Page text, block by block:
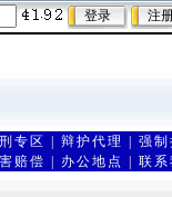
专区 辩护代理 强制
赔偿 办公地点
联系
法律网站之一。
[la